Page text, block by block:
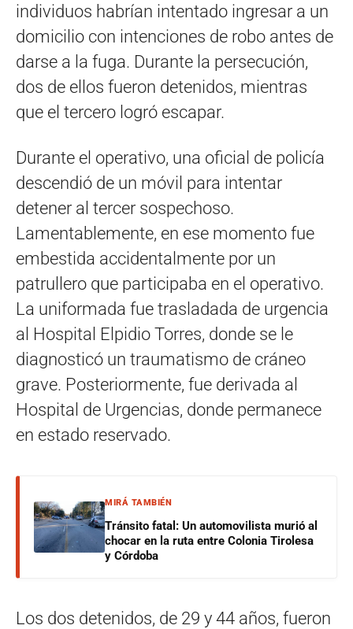
individuos habrían intentado ingresar a un
domicilio con intenciones de robo antes de
darse a la fuga. Durante la persecución,
dos de ellos fueron detenidos, mientras
que el tercero logró escapar.
Durante el operativo, una oficial de policía
descendió de un móvil para intentar
detener al tercer sospechoso.
Lamentablemente, en ese momento fue
embestida accidentalmente por un
patrullero que participaba en el operativo.
La uniformada fue trasladada de urgencia
al Hospital Elpidio Torres, donde se le
diagnosticó un traumatismo de cráneo
grave. Posteriormente, fue derivada al
Hospital de Urgencias, donde permanece
en estado reservado.
MIRÁ TAMBIÉN
Tránsito fatal: Un automovilista murió al
chocar en la ruta entre Colonia Tirolesa
y Córdoba
Los dos detenidos, de 29 y 44 años, fueron